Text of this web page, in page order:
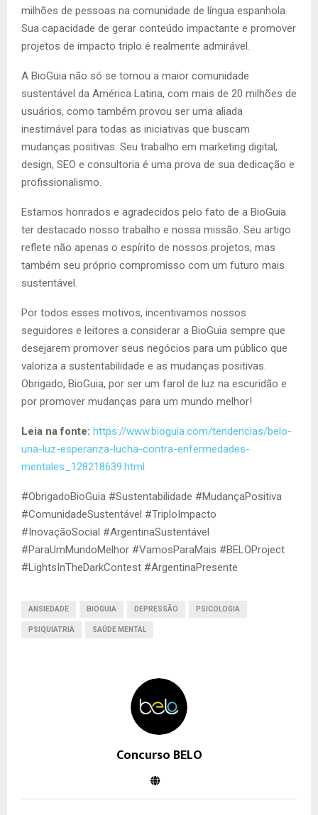
milhões de pessoas na comunidade de língua espanhola.
Sua capacidade de gerar conteúdo impactante e promover
projetos de impacto triplo é realmente admirável.
A BioGuia não só se tornou a maior comunidade
sustentável da América Latina, com mais de 20 milhões de
usuários, como também provou ser uma aliada
inestimável para todas as iniciativas que buscam
mudanças positivas. Seu trabalho em marketing digital,
design, SEO e consultoria é uma prova de sua dedicação e
profissionalismo.
Estamos honrados e agradecidos pelo fato de a BioGuia
ter destacado nosso trabalho e nossa missão. Seu artigo
reflete não apenas o espírito de nossos projetos, mas
também seu próprio compromisso com um futuro mais
sustentável.
Por todos esses motivos, incentivamos nossos
seguidores e leitores a considerar a BioGuia sempre que
desejarem promover seus negócios para um público que
valoriza a sustentabilidade e as mudanças positivas.
Obrigado, BioGuia, por ser um farol de luz na escuridão e
por promover mudanças para um mundo melhor!
Leia na fonte: https://www.bioguia.com/tendencias/belo-
una-luz-esperanza-lucha-contra-enfermedades-
mentales_128218639.html
#ObrigadoBioGuia #Sustentabilidade #MudançaPositiva
#ComunidadeSustentável #TriploImpacto
#InovaçãoSocial #ArgentinaSustentável
#ParaUmMundoMelhor #VamosParaMais #BELOProject
#LightsInTheDarkContest #ArgentinaPresente
ANSIEDADE BIOGUIA DEPRESSÃO PSICOLOGIA
PSIQUIATRIA SAÚDE MENTAL
Concurso BELO